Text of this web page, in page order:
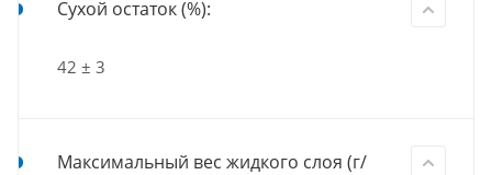
Сухой остаток (%):
42 ± 3
Максимальный вес жидкого слоя (г/